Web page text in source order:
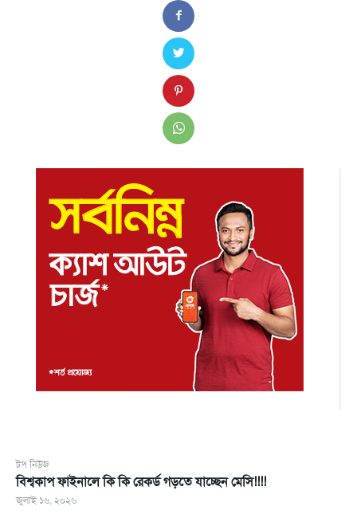
টপ নিউজ
বিশ্বকাপ ফাইনালে কি কি রেকর্ড গড়তে যাচ্ছেন মেসি!!!!
জুলাই ১৬, ২০২৬